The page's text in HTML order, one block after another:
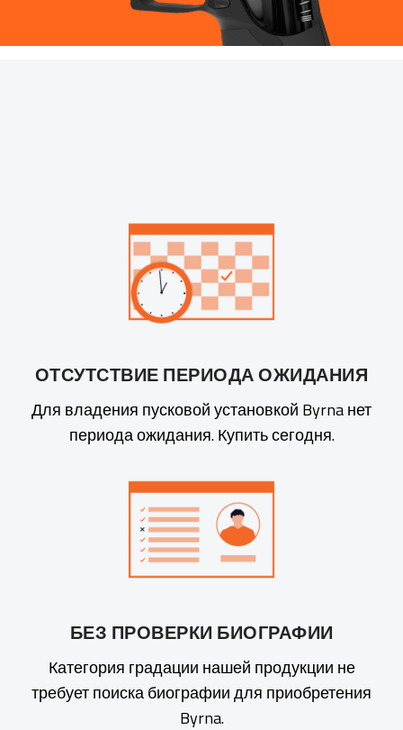
ОТСУТСТВИЕ ПЕРИОДА ОЖИДАНИЯ
Для владения пусковой установкой Byrna нет
периода ожидания. Купить сегодня.
БЕЗ ПРОВЕРКИ БИОГРАФИИ
Категория градации нашей продукции не
требует поиска биографии для приобретения
Byrna.